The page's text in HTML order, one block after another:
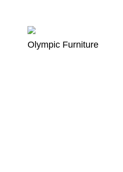
Olympic Furniture